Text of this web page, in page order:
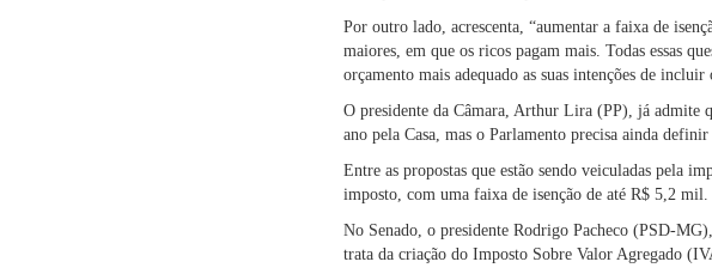
Por outro lado, acrescenta, “aumentar a faixa de
maiores, em que os ricos pagam mais. Todas essas
orçamento mais adequado as suas intenções de
O presidente da Câmara, Arthur Lira (PP), já admite
ano pela Casa, mas o Parlamento precisa ainda
Entre as propostas que estão sendo veiculadas pela
imposto, com uma faixa de isenção de até R$ 5,2 mil.
No Senado, o presidente Rodrigo Pacheco (PSD-
trata da criação do Imposto Sobre Valor Agregado